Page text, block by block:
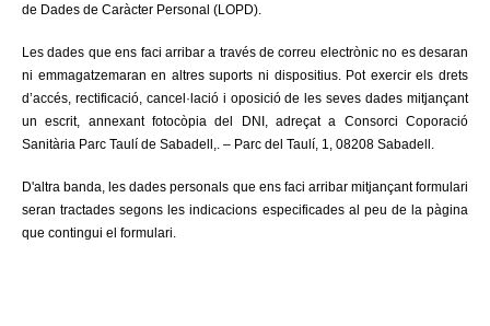
de Dades de Caràcter Personal (LOPD).
Les dades que ens faci arribar a través de correu electrònic no es desaran
ni emmagatzemaran en altres suports ni dispositius. Pot exercir els drets
d’accés, rectificació, cancel·lació i oposició de les seves dades mitjançant
un escrit, annexant fotocòpia del DNI, adreçat a Consorci Coporació
Sanitària Parc Taulí de Sabadell,. – Parc del Taulí, 1, 08208 Sabadell.
D'altra banda, les dades personals que ens faci arribar mitjançant formulari
seran tractades segons les indicacions especificades al peu de la pàgina
que contingui el formulari.